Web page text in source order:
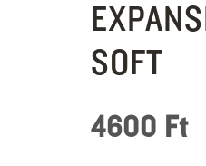
SOFT
4600 Ft